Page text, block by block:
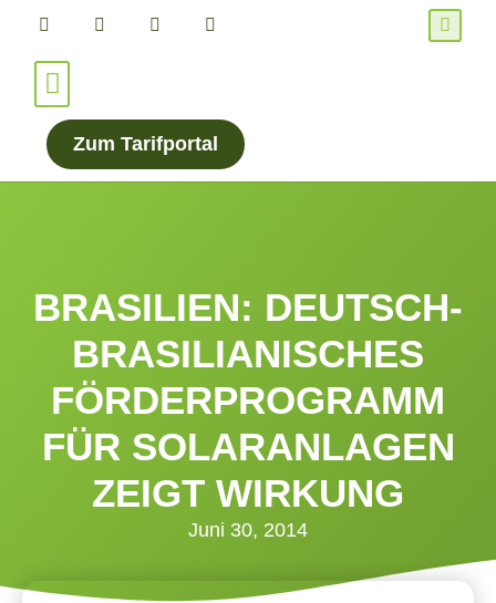
Zum Tarifportal
BRASILIEN: DEUTSCH-
BRASILIANISCHES
FÖRDERPROGRAMM
FÜR SOLARANLAGEN
ZEIGT WIRKUNG
Juni 30, 2014